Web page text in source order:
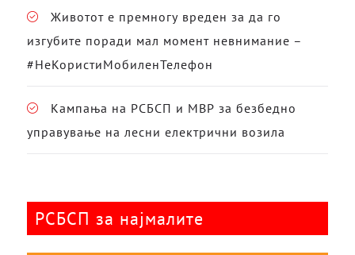
Животот е премногу вреден за да го
изгубите поради мал момент невнимание –
#НеКористиМобиленТелефон
Кампања на РСБСП и МВР за безбедно
управување на лесни електрични возила
РСБСП за најмалите